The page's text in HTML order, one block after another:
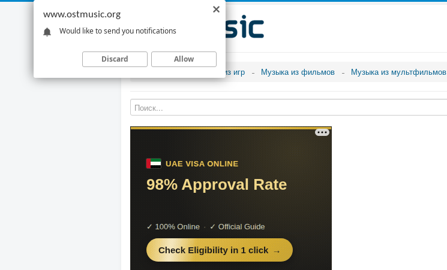
Музыка из игр Музыка из фильмов Музыка из мультфильмов
www.ostmusic.org
Would like to send you notifications
Discard Allow